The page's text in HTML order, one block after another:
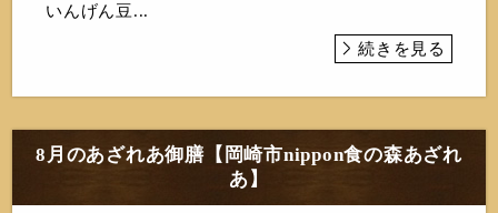
いんげん豆...
続きを見る
8月のあざれあ御膳【岡崎市nippon食の森あざれ
あ】